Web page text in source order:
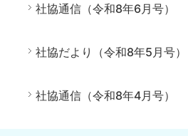
社協通信（令和8年6月号）
社協だより（令和8年5月号）
社協通信（令和8年4月号）